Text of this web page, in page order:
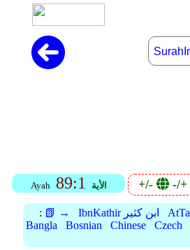
Ayah 89:1 الأية +/- -/+
: 📗 → IbnKathir ابن كثير
Bangla
Bosnian Chinese Czech